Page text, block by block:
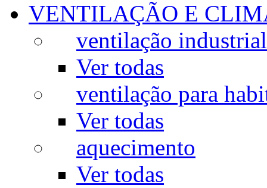
VENTILAÇÃO E
ventilação industrial
Ver todas
ventilação para
Ver todas
aquecimento
Ver todas